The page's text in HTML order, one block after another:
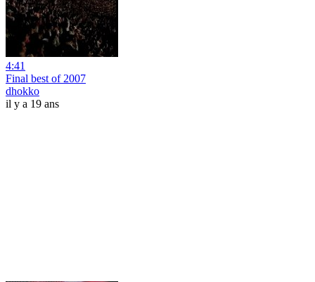
4:41
Final best of 2007
dhokko
il y a 19 ans